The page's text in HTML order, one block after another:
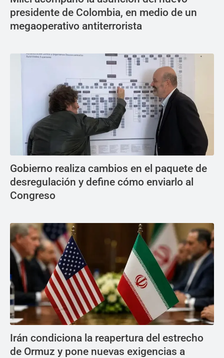
presidente de Colombia, en medio de un
megaoperativo antiterrorista
Gobierno realiza cambios en el paquete de
desregulación y define cómo enviarlo al
Congreso
Irán condiciona la reapertura del estrecho
de Ormuz y pone nuevas exigencias a